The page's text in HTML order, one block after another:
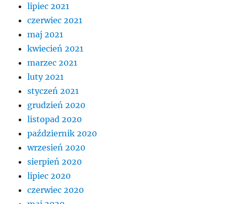
lipiec 2021
czerwiec 2021
maj 2021
kwiecień 2021
marzec 2021
luty 2021
styczeń 2021
grudzień 2020
listopad 2020
październik 2020
wrzesień 2020
sierpień 2020
lipiec 2020
czerwiec 2020